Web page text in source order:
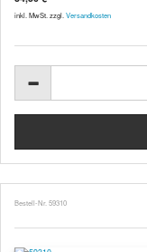
inkl. MwSt. zzgl. Versandkosten
Bestell-Nr. 59310